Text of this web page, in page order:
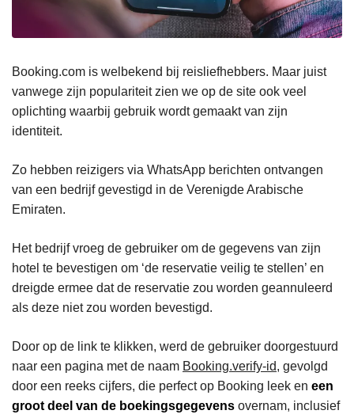
Booking.com is welbekend bij reisliefhebbers. Maar juist
vanwege zijn populariteit zien we op de site ook veel
oplichting waarbij gebruik wordt gemaakt van zijn
identiteit.
Zo hebben reizigers via WhatsApp berichten ontvangen
van een bedrijf gevestigd in de Verenigde Arabische
Emiraten.
Het bedrijf vroeg de gebruiker om de gegevens van zijn
hotel te bevestigen om ‘de reservatie veilig te stellen’ en
dreigde ermee dat de reservatie zou worden geannuleerd
als deze niet zou worden bevestigd.
Door op de link te klikken, werd de gebruiker doorgestuurd
naar een pagina met de naam Booking.verify-id, gevolgd
door een reeks cijfers, die perfect op Booking leek en een
groot deel van de boekingsgegevens overnam, inclusief